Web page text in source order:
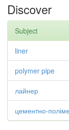
Discover
Subject
liner
polymer pipe
лайнер
цементно-